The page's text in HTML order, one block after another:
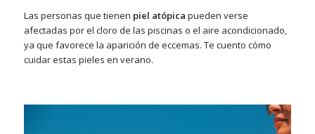
Las personas que tienen piel atópica pueden verse
afectadas por el cloro de las piscinas o el aire acondicionado,
ya que favorece la aparición de eccemas. Te cuento cómo
cuidar estas pieles en verano.